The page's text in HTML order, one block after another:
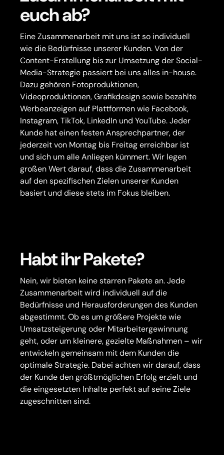
euch ab?
Eine Zusammenarbeit mit uns ist so individuell
wie die Bedürfnisse unserer Kunden. Von der
Content-Erstellung bis zur Umsetzung der Social-
Media-Strategie passiert bei uns alles in-house.
Dazu gehören Fotoproduktionen,
Videoproduktionen, Grafikdesign sowie bezahlte
Werbeanzeigen auf Plattformen wie Facebook,
Instagram, TikTok, LinkedIn und YouTube. Jeder
Kunde hat einen festen Ansprechpartner, der
jederzeit von Montag bis Freitag erreichbar ist
und sich um alle Anliegen kümmert. Wir legen
großen Wert darauf, dass die Zusammenarbeit
auf den spezifischen Zielen unserer Kunden
basiert und diese stets im Fokus bleiben.
Habt ihr Pakete?
Nein, wir bieten keine starren Pakete an. Jede
Zusammenarbeit wird individuell auf die
Bedürfnisse und Herausforderungen des Kunden
abgestimmt. Ob es um größere Projekte wie
Umsatzsteigerung oder Mitarbeitergewinnung
geht, oder um kleinere, gezielte Maßnahmen – wir
entwickeln gemeinsam mit dem Kunden die
optimale Strategie. Dabei achten wir darauf, dass
der Kunde den größtmöglichen Erfolg erzielt und
die eingesetzten Inhalte perfekt auf seine Ziele
zugeschnitten sind.